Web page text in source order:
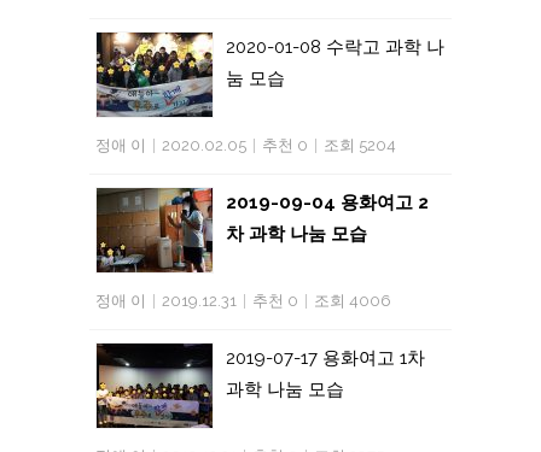
2020-01-08 수락고 과학 나
눔 모습
정애 이 2020.02.05 추천 0 조회 5204
2019-09-04 용화여고 2
차 과학 나눔 모습
정애 이 2019.12.31 추천 0 조회 4006
2019-07-17 용화여고 1차
과학 나눔 모습